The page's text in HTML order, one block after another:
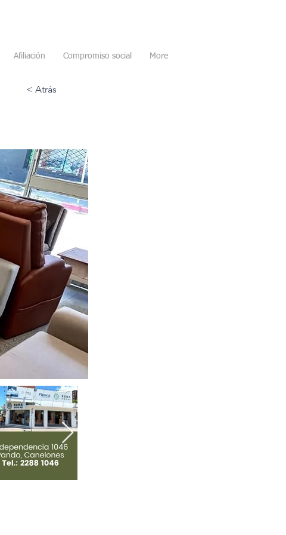
Afiliación Compromiso social More
< Atrás